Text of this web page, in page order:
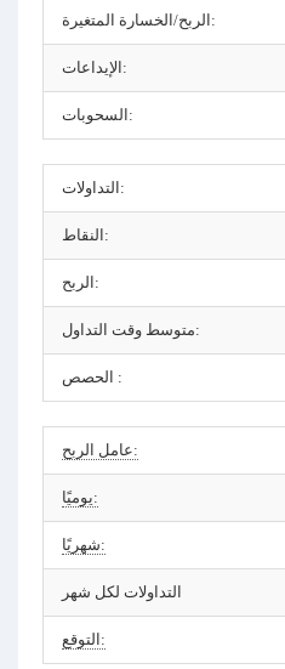
الربح/الخسارة المتغيرة:
الإيداعات:
السحوبات:
التداولات:
النقاط:
الربح:
متوسط وقت التداول:
الحصص :
عامل الربح:
يوميًا:
شهريًا:
التداولات لكل شهر
التوقع: